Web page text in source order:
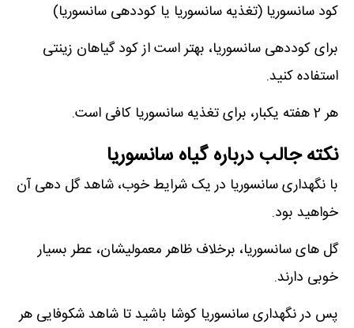
کود سانسوریا (تغذیه سانسوریا یا کوددهی سانسوریا)
برای کوددهی سانسوریا، بهتر است از کود گیاهان زینتی
استفاده کنید.
هر 2 هفته‌ یکبار، برای تغذیه سانسوریا کافی است.
نکته جالب درباره گیاه سانسوریا
با نگهداری سانسوریا در یک شرایط خوب، شاهد گل دهی آن
خواهید بود.
گل های سانسوریا، برخلاف ظاهر معمولیشان، عطر بسیار
خوبی دارند.
پس در نگهداری سانسوریا کوشا باشید تا شاهد شکوفایی هر